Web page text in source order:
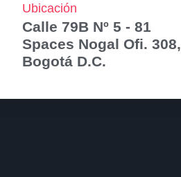
Ubicación
Calle 79B Nº 5 - 81
Spaces Nogal Ofi. 308,
Bogotá D.C.